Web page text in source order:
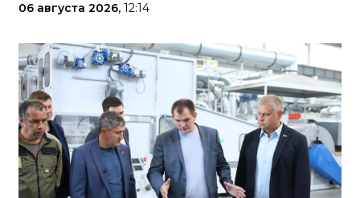
06 августа 2026, 12:14